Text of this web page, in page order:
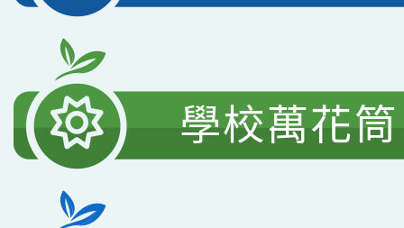
學校萬花筒